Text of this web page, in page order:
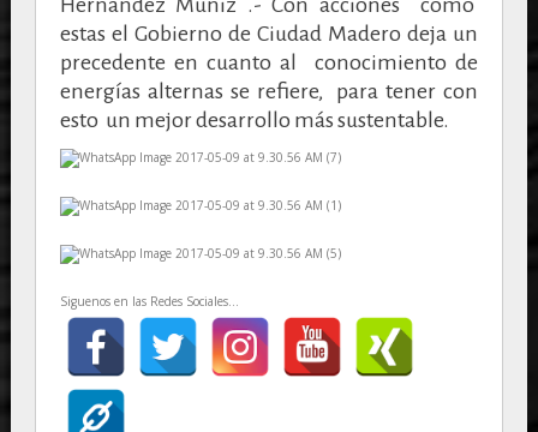
estas el Gobierno de Ciudad Madero deja un
precedente en cuanto al conocimiento de
energías alternas se refiere, para tener con
esto un mejor desarrollo más sustentable.
Siguenos en las Redes Sociales...